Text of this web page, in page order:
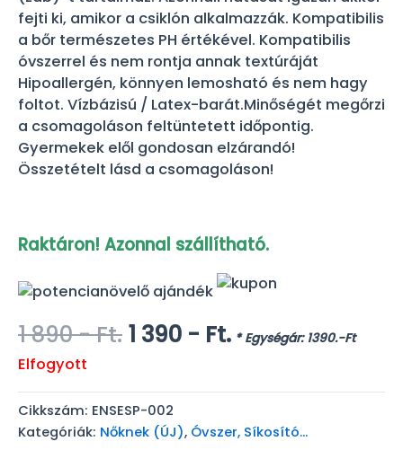
fejti ki, amikor a csiklón alkalmazzák. Kompatibilis
a bőr természetes PH értékével. Kompatibilis
óvszerrel és nem rontja annak textúráját
Hipoallergén, könnyen lemosható és nem hagy
foltot. Vízbázisú / Latex-barát.Minőségét megőrzi
a csomagoláson feltüntetett időpontig.
Gyermekek elől gondosan elzárandó!
Összetételt lásd a csomagoláson!
Raktáron! Azonnal szállítható.
1 890- Ft. Original
1
890 -
Ft..
1 390 - Ft.Current
price
1
390 -
Ft..
* Egységár: 1390.-Ft
Elfogyott
Cikkszám: ENSESP-002
Kategóriák: Nőknek (ÚJ), Óvszer, Síkosító...